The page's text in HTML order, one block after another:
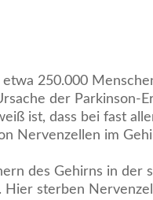
etwa 250.000
der Parkinson-
ist, dass bei fast
Nervenzellen im
des Gehirns in der
Hier sterben